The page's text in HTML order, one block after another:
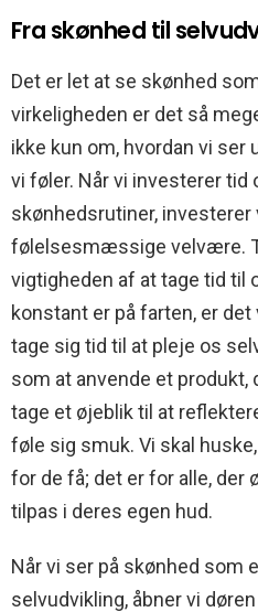
Fra skønhed til
Det er let at se skønhed
virkeligheden er det så
ikke kun om, hvordan vi ser
vi føler. Når vi investerer tid
skønhedsrutiner, investerer
følelsesmæssige velvære.
vigtigheden af at tage tid til
konstant er på farten, er
tage sig tid til at pleje os
som at anvende et produkt,
tage et øjeblik til at
føle sig smuk. Vi skal
for de få; det er for alle, der
tilpas i deres egen hud.
Når vi ser på skønhed som
selvudvikling, åbner vi